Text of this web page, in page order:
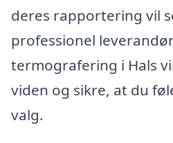
deres rapportering vil
professionel
termografering i Hals
viden og sikre, at du
valg.